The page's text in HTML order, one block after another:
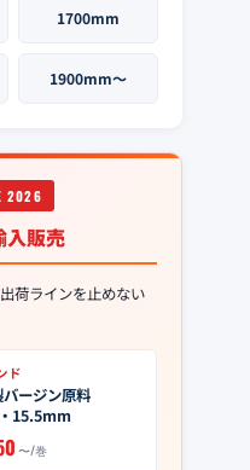
1700mm
1900mm〜
2026
入販売
荷ラインを止めない
ド
バージン原料
15.5mm
〜/巻